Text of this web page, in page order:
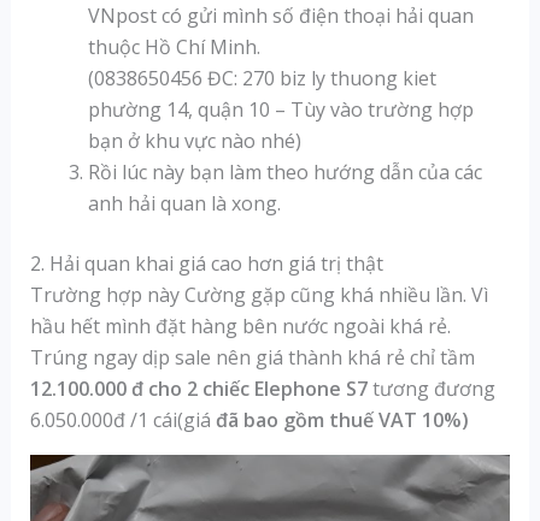
VNpost có gửi mình số điện thoại hải quan
thuộc Hồ Chí Minh.
(0838650456 ĐC: 270 biz ly thuong kiet
phường 14, quận 10 – Tùy vào trường hợp
bạn ở khu vực nào nhé)
Rồi lúc này bạn làm theo hướng dẫn của các
anh hải quan là xong.
2. Hải quan khai giá cao hơn giá trị thật
Trường hợp này Cường gặp cũng khá nhiều lần. Vì
hầu hết mình đặt hàng bên nước ngoài khá rẻ.
Trúng ngay dịp sale nên giá thành khá rẻ chỉ tầm
12.100.000 đ cho 2 chiếc Elephone S7tương đương
6.050.000đ /1 cái(giá đã bao gồm thuế VAT 10%)